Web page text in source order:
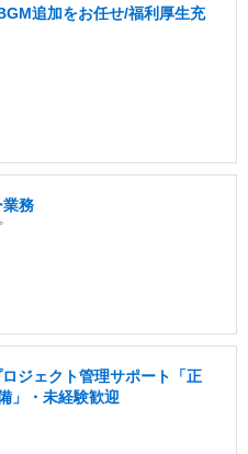
追加をお任せ/福利厚生充
業務
ジェクト管理サポート「正
」・未経験歓迎